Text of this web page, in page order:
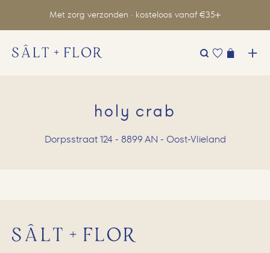
Met zorg verzonden · kosteloos vanaf €35
holy crab
Dorpsstraat 124 - 8899 AN - Oost-Vlieland